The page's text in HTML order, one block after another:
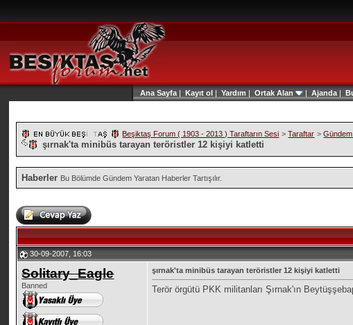
Ana Sayfa | Kayıt ol | Yardım | Ortak Alan | Ajanda |
Beşiktaş Forum ( 1903 - 2013 ) Taraftarın Sesi >Taraftar >Gündem
şırnak'ta minibüs tarayan teröristler 12 kişiyi katletti
Haberler Bu Bölümde Gündem Yaratan Haberler Tartışılır.
30-09-2007, 16:03
Solitary_Eagle
Banned
şırnak'ta minibüs tarayan teröristler 12 kişiyi katletti
Terör örgütü PKK militanları Şırnak'ın